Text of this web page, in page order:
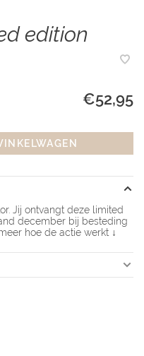
edition
€52,95
Jij ontvangt deze limited
december bij besteding
hoe de actie werkt ↓